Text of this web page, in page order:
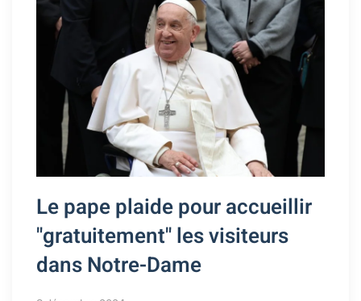
Le pape plaide pour accueillir
"gratuitement" les visiteurs
dans Notre-Dame